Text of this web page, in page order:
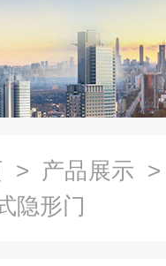
> 产品展示
隐形门